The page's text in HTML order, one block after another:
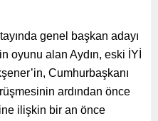
genel başkan adayı
oyunu alan Aydın, eski İYİ
Cumhurbaşkanı
ardından önce
ilişkin bir an önce